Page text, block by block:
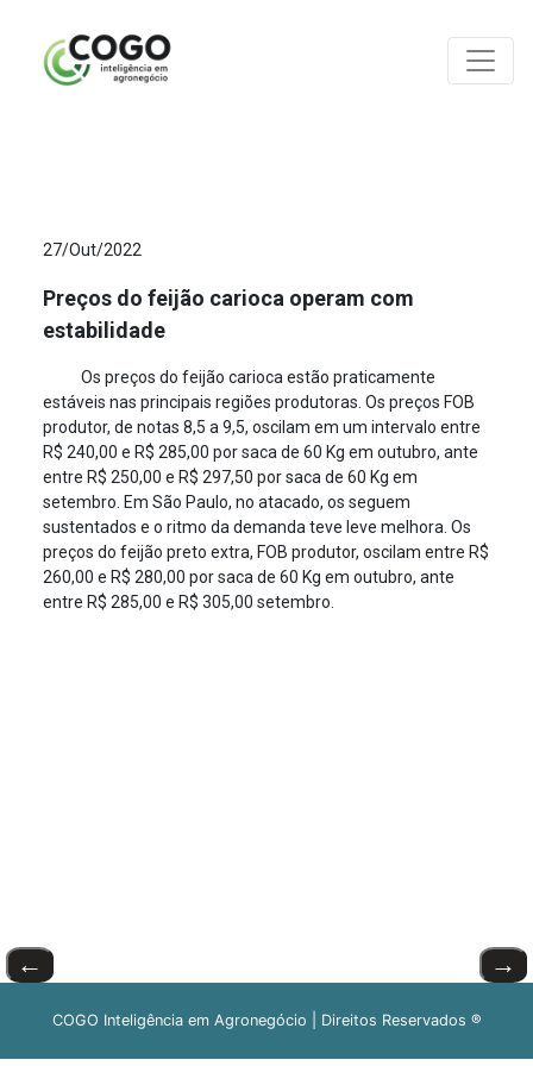
27/Out/2022
Preços do feijão carioca operam com
estabilidade
Os preços do feijão carioca estão praticamente
estáveis nas principais regiões produtoras. Os preços FOB
produtor, de notas 8,5 a 9,5, oscilam em um intervalo entre
R$ 240,00 e R$ 285,00 por saca de 60 Kg em outubro, ante
entre R$ 250,00 e R$ 297,50 por saca de 60 Kg em
setembro. Em São Paulo, no atacado, os seguem
sustentados e o ritmo da demanda teve leve melhora. Os
preços do feijão preto extra, FOB produtor, oscilam entre R$
260,00 e R$ 280,00 por saca de 60 Kg em outubro, ante
entre R$ 285,00 e R$ 305,00 setembro.
← →
COGO Inteligência em Agronegócio | Direitos Reservados ®